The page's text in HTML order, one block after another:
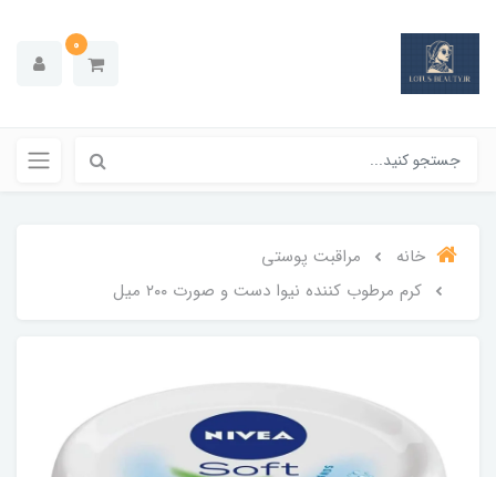
0
خانه
مراقبت پوستی
کرم مرطوب کننده نیوا دست و صورت ۲۰۰ میل